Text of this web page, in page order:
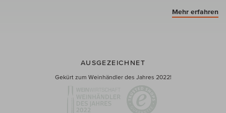
Mehr erfahren
AUSGEZEICHNET
Gekürt zum Weinhändler des Jahres 2022!